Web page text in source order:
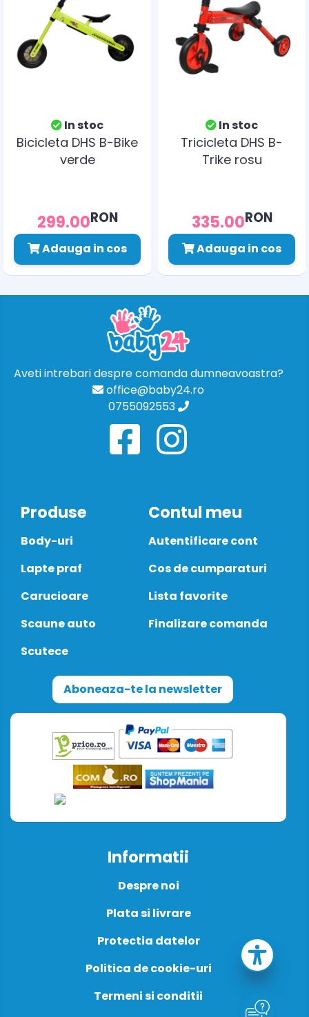
In stoc
Bicicleta DHS B-Bike
verde
299.00RON
Adauga in cos
In stoc
Tricicleta DHS B-
Trike rosu
335.00RON
Adauga in cos
Aveti intrebari despre comanda dumneavoastra?
office@baby24.ro
0755092553
Produse
Body-uri
Lapte praf
Carucioare
Scaune auto
Scutece
Contul meu
Autentificare cont
Cos de cumparaturi
Lista favorite
Finalizare comanda
Aboneaza-te la newsletter
Informatii
Despre noi
Plata si livrare
Protectia datelor
Politica de cookie-uri
Termeni si conditii